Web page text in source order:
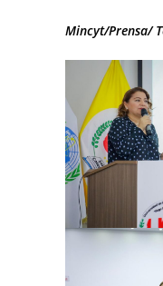
Mincyt/Prensa/